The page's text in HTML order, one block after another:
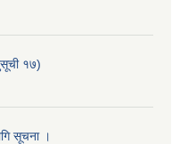
१७)
सूचना ।